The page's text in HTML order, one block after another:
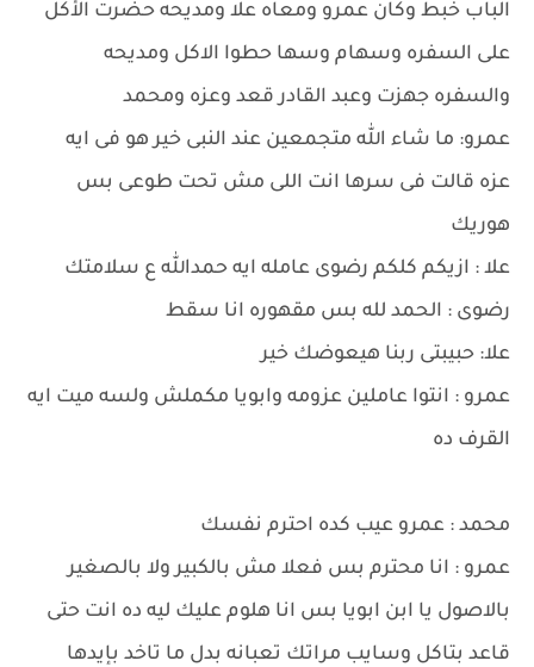
الباب خبط وكان عمرو ومعاه علا ومديحه حضرت الأكل
على السفره وسهام وسها حطوا الاكل ومديحه
والسفره جهزت وعبد القادر قعد وعزه ومحمد
عمرو: ما شاء الله متجمعين عند النبى خير هو فى ايه
عزه قالت فى سرها انت اللى مش تحت طوعى بس
هوريك
علا : ازيكم كلكم رضوى عامله ايه حمدالله ع سلامتك
رضوى : الحمد لله بس مقهوره انا سقط
علا: حبيبتى ربنا هيعوضك خير
عمرو : انتوا عاملين عزومه وابويا مكملش ولسه ميت ايه
القرف ده
محمد : عمرو عيب كده احترم نفسك
عمرو : انا محترم بس فعلا مش بالكبير ولا بالصغير
بالاصول يا ابن ابويا بس انا هلوم عليك ليه ده انت حتى
قاعد بتاكل وسايب مراتك تعبانه بدل ما تاخد بإيدها